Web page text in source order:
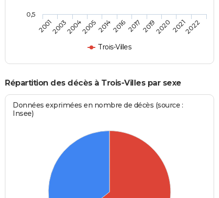
Trois-Villes
20012003200420052014201620172019202020212022
0,5
Répartition des décès à Trois-Villes par sexe
Données exprimées en nombre de décès (source :
Insee)